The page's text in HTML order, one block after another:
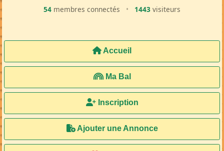
54 membres connectés • 1443 visiteurs
Accueil
Ma Bal
Inscription
Ajouter une Annonce